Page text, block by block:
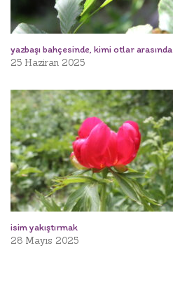
yazbaşı bahçesinde, kimi otlar arasında
25 Haziran 2025
isim yakıştırmak
28 Mayıs 2025